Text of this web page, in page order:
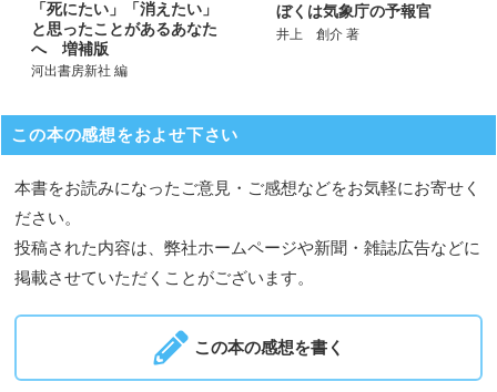
「死にたい」「消えたい」
と思ったことがあるあなた
へ 増補版
河出書房新社 編
ぼくは気象庁の予報官
井上 創介 著
この本の感想をおよせ下さい
本書をお読みになったご意見・ご感想などをお気軽にお寄せく
ださい。
投稿された内容は、弊社ホームページや新聞・雑誌広告などに
掲載させていただくことがございます。
この本の感想を書く